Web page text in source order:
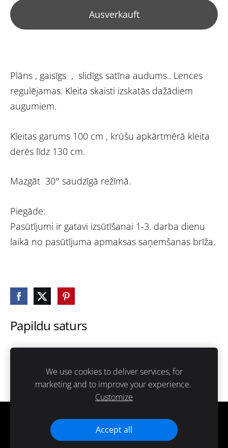
Papildu saturs
Šeit var ievadīt papildus saturu. Ja papildus satura
nav, tad šo bloku var noslēpt, nospiežot uz
ikoniņas augšējā stūrī.
Ausverkauft
Plāns , gaisīgs , slidīgs satīna audums.. Lences
regulējamas. Kleita skaisti izskatās dažādiem
augumiem.
Kleitas garums 100 cm , krūšu apkārtmērā kleita
derēs līdz 130 cm.
Mazgāt 30° saudzīgā režīmā.
Piegāde:
Pasūtījumi ir gatavi izsūtīšanai 1-3. darba dienu
laikā no pasūtījuma apmaksas saņemšanas brīža.
Cookies
We use cookies to deliver services, for
marketing and to improve your experience.
Customize
Accept all